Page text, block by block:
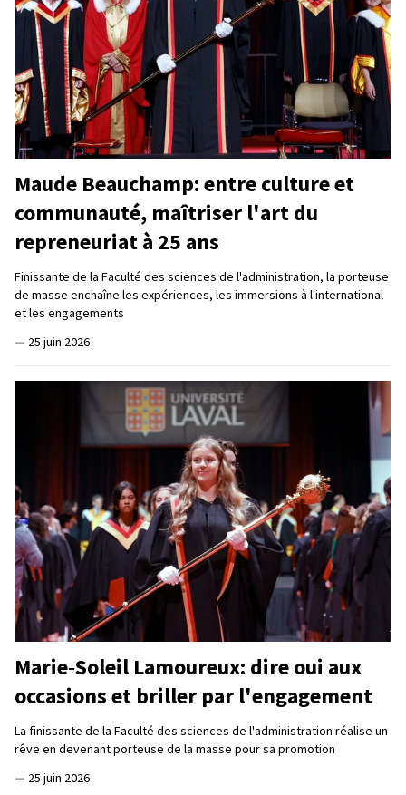
Maude Beauchamp: entre culture et
communauté, maîtriser l'art du
repreneuriat à 25 ans
Finissante de la Faculté des sciences de l'administration, la porteuse
de masse enchaîne les expériences, les immersions à l'international
et les engagements
— 25 juin 2026
Marie‑Soleil Lamoureux: dire oui aux
occasions et briller par l'engagement
La finissante de la Faculté des sciences de l'administration réalise un
rêve en devenant porteuse de la masse pour sa promotion
— 25 juin 2026